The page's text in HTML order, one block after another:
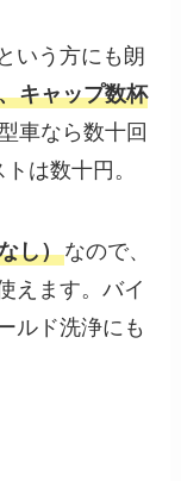
いう方にも朗
キャップ数杯
車なら数十回
は数十円。
し）なので、
えます。バイ
ルド洗浄にも